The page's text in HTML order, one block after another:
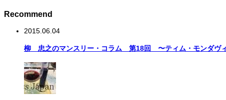
Recommend
2015.06.04
柳 忠之のマンスリー・コラム 第18回 〜ティム・モンダヴ